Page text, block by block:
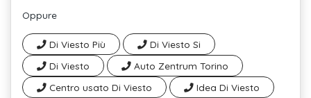
Oppure
Di Viesto Più
Di Viesto Si
Di Viesto
Auto Zentrum Torino
Centro usato Di Viesto
Idea Di Viesto